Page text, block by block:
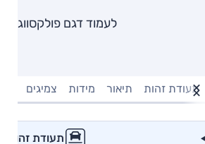
לעמוד דגם פולקסווגן פולו
תעודת זהות תיאור מידות צמיגים
תעודת זהות